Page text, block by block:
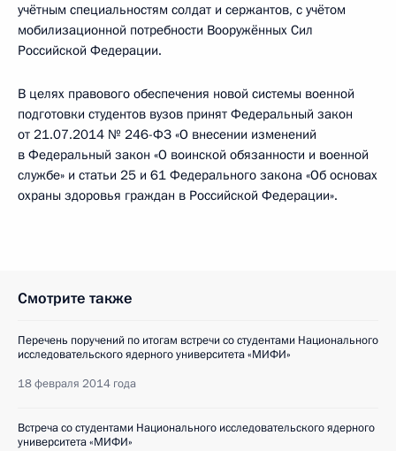
учётным специальностям солдат и сержантов, с учётом
мобилизационной потребности Вооружённых Сил
Российской Федерации.
В целях правового обеспечения новой системы военной
подготовки студентов вузов принят Федеральный закон
от 21.07.2014 № 246-ФЗ «О внесении изменений
в Федеральный закон «О воинской обязанности и военной
службе» и статьи 25 и 61 Федерального закона «Об основах
охраны здоровья граждан в Российской Федерации».
Смотрите также
Перечень поручений по итогам встречи со студентами Национального
исследовательского ядерного университета «МИФИ»
18 февраля 2014 года
Встреча со студентами Национального исследовательского ядерного
университета «МИФИ»